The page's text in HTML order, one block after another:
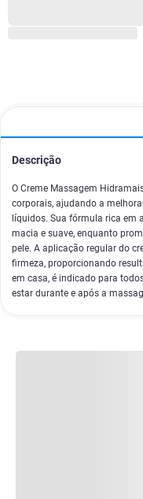
Descrição
O Creme Massagem
corporais, ajudando a
líquidos. Sua fórmula rica
macia e suave, enquanto
pele. A aplicação regular do
firmeza, proporcionando
em casa, é indicado para
estar durante e após a